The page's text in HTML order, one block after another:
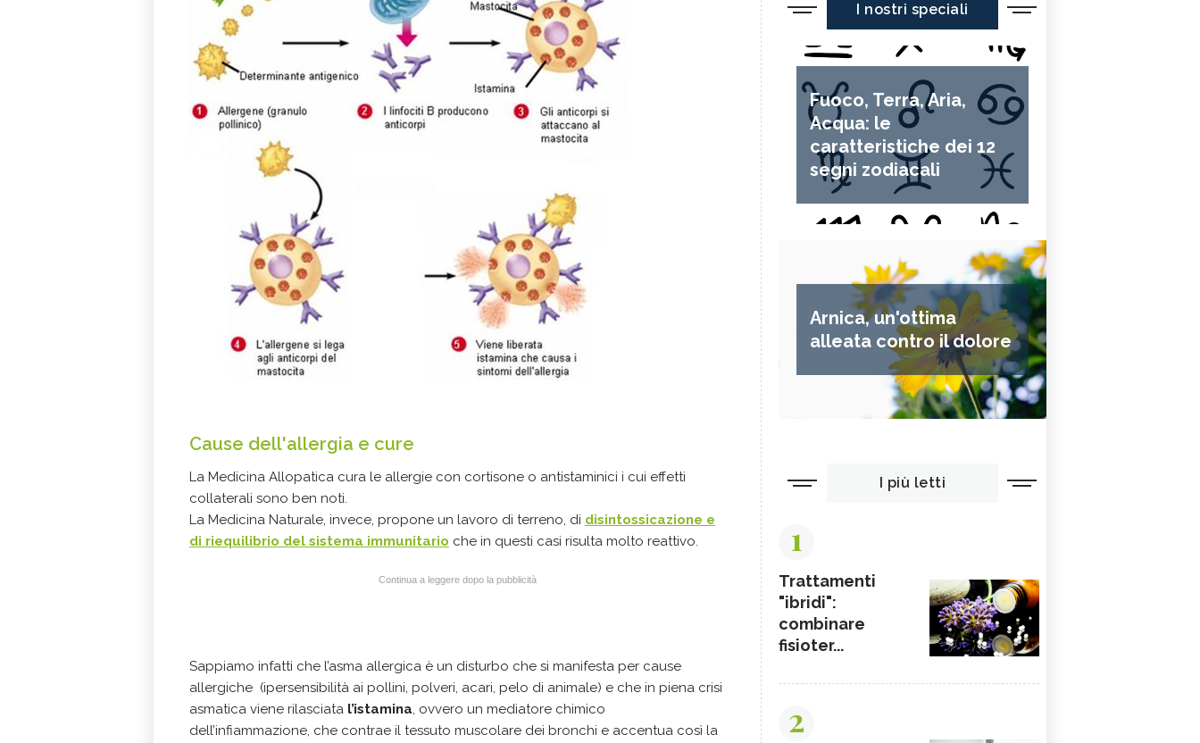
Cause dell'allergia e cure
La Medicina Allopatica cura le allergie con cortisone o antistaminici i cui effetti
collaterali sono ben noti.
La Medicina Naturale, invece, propone un lavoro di terreno, di disintossicazione e
di riequilibrio del sistema immunitario che in questi casi risulta molto reattivo.
Continua a leggere dopo la pubblicità
Sappiamo infatti che l’asma allergica è un disturbo che si manifesta per cause
allergiche (ipersensibilità ai pollini, polveri, acari, pelo di animale) e che in piena crisi
asmatica viene rilasciata l’istamina, ovvero un mediatore chimico
dell’infiammazione, che contrae il tessuto muscolare dei bronchi e accentua così la
I nostri speciali
Fuoco, Terra, Aria,
Acqua: le
caratteristiche dei 12
segni zodiacali
Arnica, un'ottima
alleata contro il dolore
I più letti
1
Trattamenti
"ibridi":
combinare
fisioter...
2